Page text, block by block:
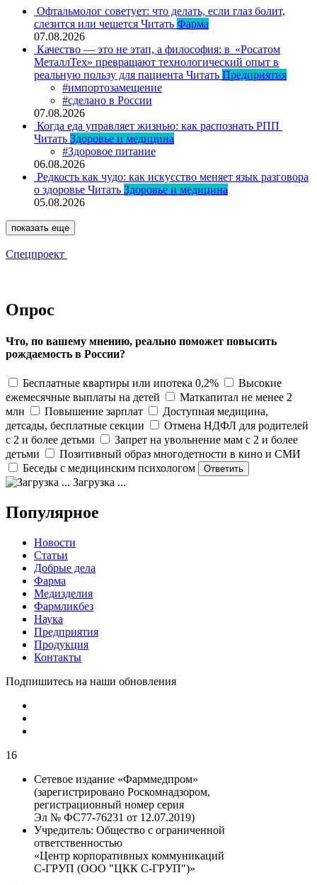
Офтальмолог советует: что делать, если глаз болит,
слезится или чешется Читать Фарма
07.08.2026
Качество — это не этап, а философия: в «Росатом
МеталлТех» превращают технологический опыт в
реальную пользу для пациента Читать Предприятия
#импортозамещение
#сделано в России
07.08.2026
Когда еда управляет жизнью: как распознать РПП
Читать Здоровье и медицина
#Здоровое питание
06.08.2026
Редкость как чудо: как искусство меняет язык разговора
о здоровье Читать Здоровье и медицина
05.08.2026
показать еще
Спецпроект
Опрос
Что, по вашему мнению, реально поможет повысить
рождаемость в России?
Бесплатные квартиры или ипотека 0,2%
Высокие
ежемесячные выплаты на детей
Маткапитал не менее 2
млн
Повышение зарплат
Доступная медицина,
детсады, бесплатные секции
Отмена НДФЛ для родителей
с 2 и более детьми
Запрет на увольнение мам с 2 и более
детьми
Позитивный образ многодетности в кино и СМИ
Беседы с медицинским психологом
Загрузка ...
Популярное
Новости
Статьи
Добрые дела
Фарма
Медизделия
Фармликбез
Наука
Предприятия
Продукция
Контакты
Подпишитесь на наши обновления
16
Сетевое издание «Фарммедпром»
(зарегистрировано Роскомнадзором,
регистрационный номер серия
Эл № ФС77-76231 от 12.07.2019)
Учредитель: Общество с ограниченной
ответственностью
«Центр корпоративных коммуникаций
С-ГРУП (ООО "ЦКК С-ГРУП")»